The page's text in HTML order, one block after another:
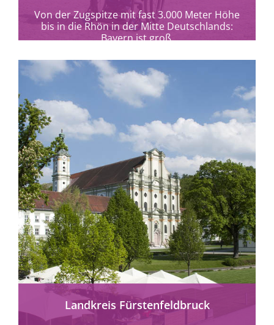
Von der Zugspitze mit fast 3.000 Meter Höhe
bis in die Rhön in der Mitte Deutschlands:
Bayern ist groß.
mehr erfahren
Landkreis Fürstenfeldbruck